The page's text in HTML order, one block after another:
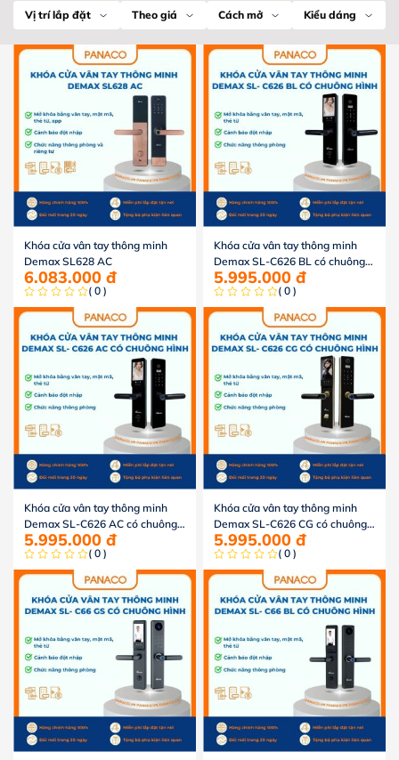
Vị trí lắp đặt Theo giá Cách mở Kiểu dáng
Khóa cửa vân tay thông minh
Demax SL628 AC
6.083.000 đ
( 0 )
Khóa cửa vân tay thông minh
Demax SL-C626 BL có chuông
hình
5.995.000 đ
( 0 )
Khóa cửa vân tay thông minh
Demax SL-C626 AC có chuông
hình
5.995.000 đ
( 0 )
Khóa cửa vân tay thông minh
Demax SL-C626 CG có chuông
hình
5.995.000 đ
( 0 )